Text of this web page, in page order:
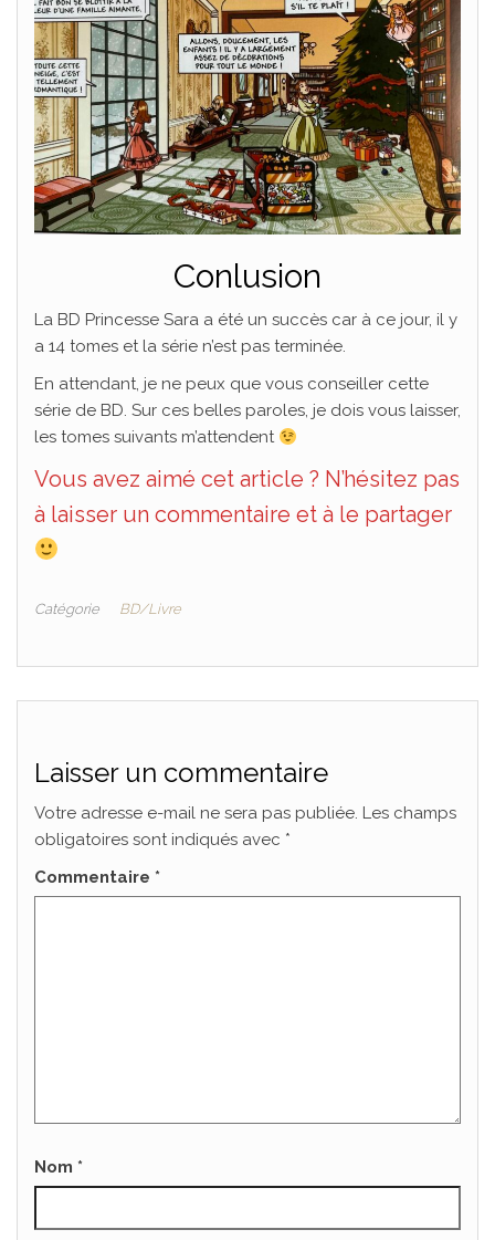
Conlusion
La BD Princesse Sara a été un succès car à ce jour, il y
a 14 tomes et la série n’est pas terminée.
En attendant, je ne peux que vous conseiller cette
série de BD. Sur ces belles paroles, je dois vous laisser,
les tomes suivants m’attendent
Vous avez aimé cet article ? N’hésitez pas
à laisser un commentaire et à le partager
Catégorie BD/Livre
Laisser un commentaire
Votre adresse e-mail ne sera pas publiée. Les champs
obligatoires sont indiqués avec *
Commentaire *
Nom *